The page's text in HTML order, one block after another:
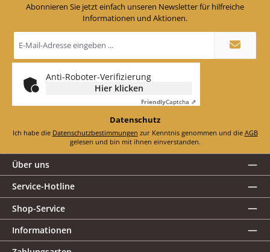
Abonnieren Sie jetzt einfach unseren Newsletter für hilfreiche
Informationen und Aktionen.
E-
Mail-
*
Anti-Roboter-Verifizierung
Hier klicken
FriendlyCaptcha ⇗
Datenschutz
Ich habe die Datenschutzbestimmungen zur Kenntnis genommen und die AGB
gelesen und bin mit ihnen einverstanden.
Über uns
Service-Hotline
Shop-Service
Informationen